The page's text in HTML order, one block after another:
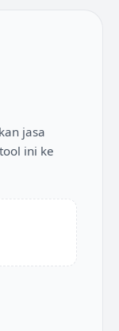
jasa
ini ke